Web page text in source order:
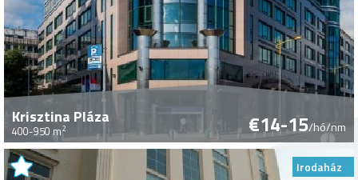
Krisztina Pláza
400-950 m2 €14-15/hó/nm
Irodaház